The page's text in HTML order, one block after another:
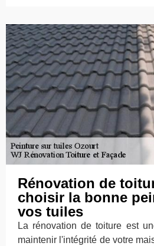
Rénovation de
choisir la bonne
vos tuiles
La rénovation de toiture est
maintenir l'intégrité de votre